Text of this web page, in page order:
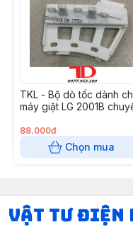
TKL - Bộ dò tốc dành
máy giặt LG 2001B
88.000đ
Chọn mua
VẬT TƯ ĐIỆN